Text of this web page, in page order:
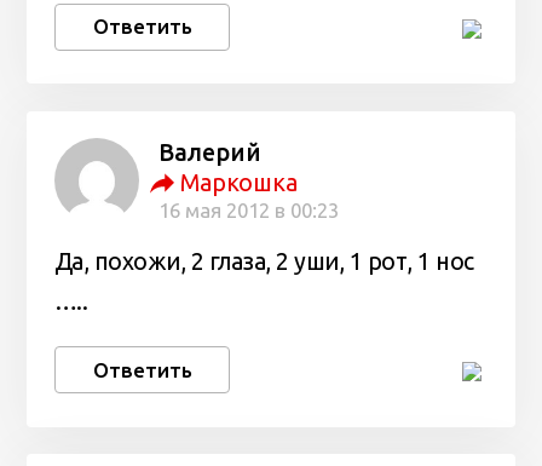
Ответить
Валерий
Маркошка
16 мая 2012 в 00:23
Да, похожи, 2 глаза, 2 уши, 1 рот, 1 нос
…..
Ответить